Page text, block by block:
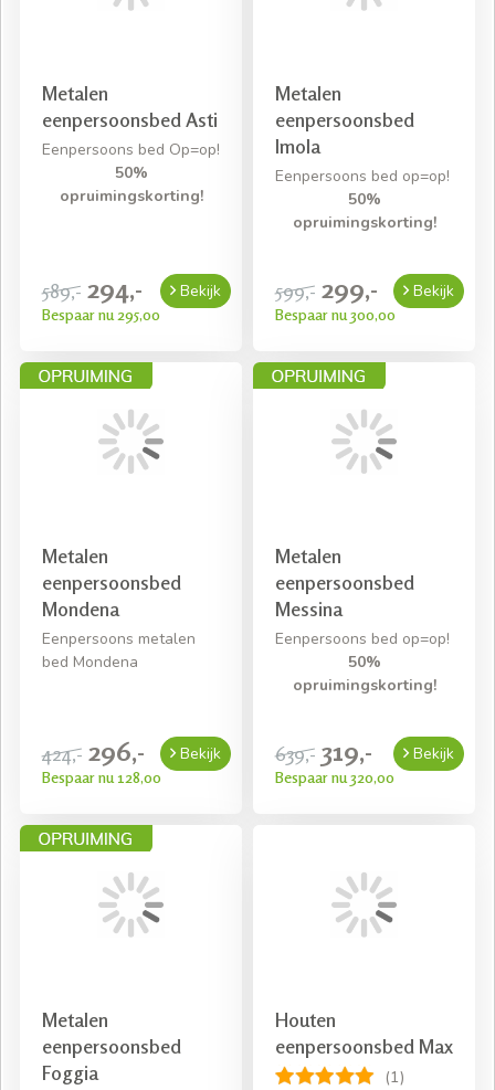
Metalen
eenpersoonsbed Asti
Eenpersoons bed Op=op!
50%
opruimingskorting!
589,- 294,-
Bespaar nu 295,00
Bekijk
Metalen
eenpersoonsbed
Imola
Eenpersoons bed op=op!
50%
opruimingskorting!
599,- 299,-
Bespaar nu 300,00
Bekijk
Metalen
eenpersoonsbed
Mondena
Eenpersoons metalen
bed Mondena
424,- 296,-
Bespaar nu 128,00
Bekijk
Metalen
eenpersoonsbed
Messina
Eenpersoons bed op=op!
50%
opruimingskorting!
639,- 319,-
Bespaar nu 320,00
Bekijk
Metalen
eenpersoonsbed
Foggia
Houten
eenpersoonsbed Max
(1)